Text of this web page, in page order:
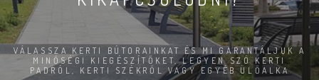
VÁLASSZA KERTI BÚTORAINKAT ÉS MI GARANTÁLJUK A
MINŐSÉGI KIEGÉSZÍTŐKET, LEGYEN SZÓ KERTI
PADRÓL, KERTI SZÉKRŐL VAGY EGYÉB ÜLŐALKA